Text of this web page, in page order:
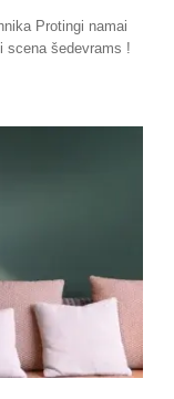
Protingi namai
scena šedevrams !